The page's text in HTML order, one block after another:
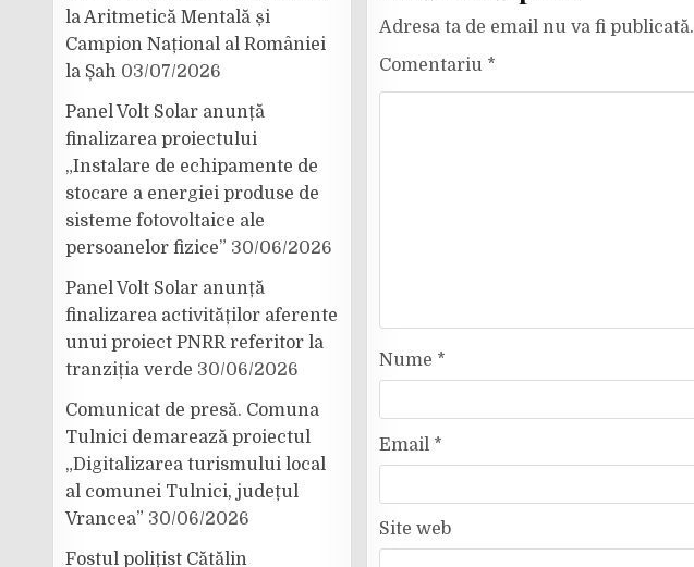
Adresa ta de email nu va fi publicată.
Comentariu *
Nume *
Email *
Site web
la Aritmetică Mentală și
Campion Național al României
la Șah 03/07/2026
Panel Volt Solar anunță
finalizarea proiectului
„Instalare de echipamente de
stocare a energiei produse de
sisteme fotovoltaice ale
persoanelor fizice” 30/06/2026
Panel Volt Solar anunță
finalizarea activităților aferente
unui proiect PNRR referitor la
tranziția verde 30/06/2026
Comunicat de presă. Comuna
Tulnici demarează proiectul
„Digitalizarea turismului local
al comunei Tulnici, județul
Vrancea” 30/06/2026
Fostul polițist Cătălin